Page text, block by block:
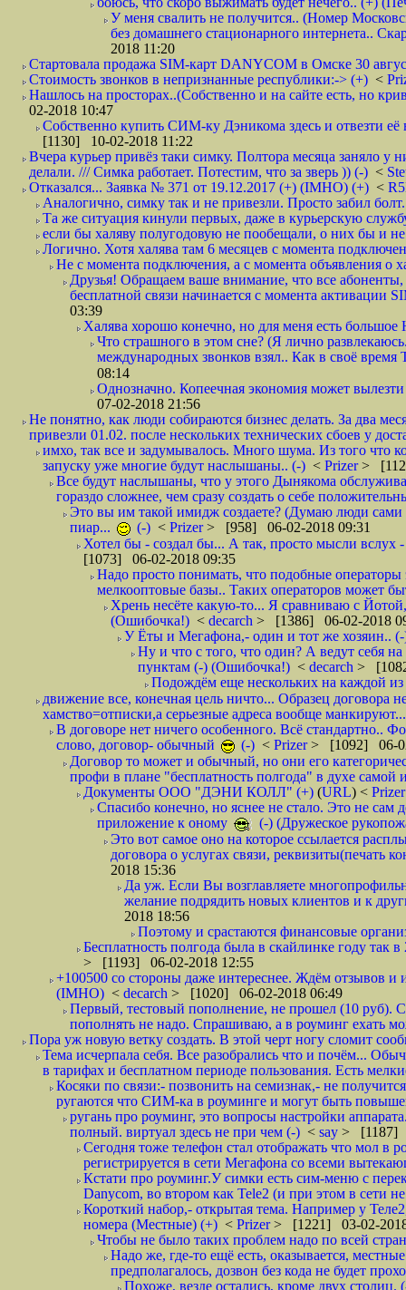
У меня свалить не получится.. (Номер
без домашнего стационарного интернета..
2018 11:20
Стартовала продажа SIM-карт DANYCOM в Омске 30
Стоимость звонков в непризнанные республики:-> (+) <
Нашлось на просторах..(Собственно и на сайте есть, но
02-2018 10:47
Собственно купить СИМ-ку Дэникома здесь и отвезти
[1130] 10-02-2018 11:22
Вчера курьер привёз таки симку. Полтора месяца заняло
делали. /// Симка работает. Потестим, что за зверь )) (-) <
Отказался... Заявка № 371 от 19.12.2017 (+) (IMHO) (+) <
Аналогично, симку так и не привезли. Просто забил
Та же ситуация кинули первых, даже в курьерскую
если бы халяву полугодовую не пообещали, о них бы и
Логично. Хотя халява там 6 месяцев с момента
Не с момента подключения, а с момента объявления о
Друзья! Обращаем ваше внимание, что все
бесплатной связи начинается с момента
03:39
Халява хорошо конечно, но для меня есть
Что страшного в этом сне? (Я лично
международных звонков взял.. Как в своё
08:14
Однозначно. Копеечная экономия может
07-02-2018 21:56
Не понятно, как люди собираются бизнес делать. За два
привезли 01.02. после нескольких технических сбоев у
имхо, так все и задумывалось. Много шума. Из того что
запуску уже многие будут наслышаны.. (-) < Prizer>
Все будут наслышаны, что у этого Дынякома
гораздо сложнее, чем сразу создать о себе
Это вы им такой имидж создаете? (Думаю люди сами
пиар...
(-) < Prizer> [958] 06-02-2018 09:31
Хотел бы - создал бы... А так, просто мысли вслух
[1073] 06-02-2018 09:35
Надо просто понимать, что подобные
мелкооптовые базы.. Таких операторов может
Хрень несёте какую-то... Я сравниваю с
(Ошибочка!) < decarch > [1386] 06-02-2018
У Ёты и Мегафона,- один и тот же хозяин..
Ну и что с того, что один? А ведут себя
пунктам (-) (Ошибочка!) < decarch >
Подождём еще нескольких на каждой из
движение все, конечная цель ничто... Образец договора
хамство=отписки,а серьезные адреса вообще
В договоре нет ничего особенного. Всё стандартно..
слово, договор- обычный
(-) < Prizer> [1092] 06-
Договор то может и обычный, но они его
профи в плане "бесплатность полгода" в духе
Документы ООО "ДЭНИ КОЛЛ" (+) (URL) <
Спасибо конечно, но яснее не стало. Это не сам
приложение к оному
(-) (Дружеское
Это вот самое оно на которое ссылается
договора о услугах связи, реквизиты(печать
2018 15:36
Да уж. Если Вы возглавляете
желание подрядить новых клиентов и к
2018 18:56
Поэтому и срастаются финансовые
Бесплатность полгода была в скайлинке году
> [1193] 06-02-2018 12:55
+100500 со стороны даже интереснее. Ждём отзывов и
(IMHO) < decarch > [1020] 06-02-2018 06:49
Первый, тестовый пополнение, не прошел (10 руб).
пополнять не надо. Спрашиваю, а в роуминг ехать
Пора уж новую ветку создать. В этой черт ногу сломит
Тема исчерпала себя. Все разобрались что и почём...
в тарифах и бесплатном периоде пользования. Есть
Косяки по связи:- позвонить на семизнак,- не
ругаются что СИМ-ка в роуминге и могут быть
ругань про роуминг, это вопросы настройки
полный. виртуал здесь не при чем (-) < say > [1187]
Сегодня тоже телефон стал отображать что мол в
регистрируется в сети Мегафона со всеми
Кстати про роуминг.У симки есть сим-меню с
Danycom, во втором как Tele2 (и при этом в сети
Короткий набор,- открытая тема. Например у
номера (Местные) (+) < Prizer> [1221] 03-02-
Чтобы не было таких проблем надо по всей
Надо же, где-то ещё есть, оказывается,
предполагалось, дозвон без кода не будет
Похоже, везде остались, кроме двух